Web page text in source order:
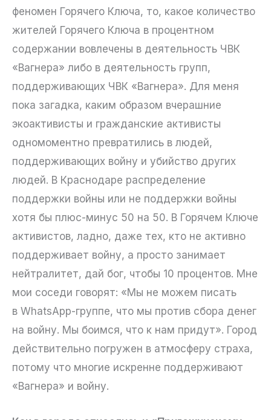
феномен Горячего Ключа, то, какое количество
жителей Горячего Ключа в процентном
содержании вовлечены в деятельность ЧВК
«Вагнера» либо в деятельность групп,
поддерживающих ЧВК «Вагнера». Для меня
пока загадка, каким образом вчерашние
экоактивисты и гражданские активисты
одномоментно превратились в людей,
поддерживающих войну и убийство других
людей. В Краснодаре распределение
поддержки войны или не поддержки войны
хотя бы плюс-минус 50 на 50. В Горячем Ключе
активистов, ладно, даже тех, кто не активно
поддерживает войну, а просто занимает
нейтралитет, дай бог, чтобы 10 процентов. Мне
мои соседи говорят: «Мы не можем писать
в WhatsApp-группе, что мы против сбора денег
на войну. Мы боимся, что к нам придут». Город
действительно погружен в атмосферу страха,
потому что многие искренне поддерживают
«Вагнера» и войну.